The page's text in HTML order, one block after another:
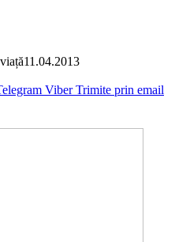
11.04.2013
Viber Trimite prin email